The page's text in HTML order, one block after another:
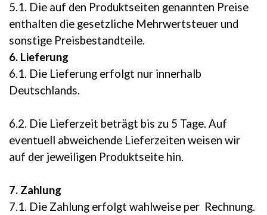
5.1. Die auf den Produktseiten genannten Preise
enthalten die gesetzliche Mehrwertsteuer und
sonstige Preisbestandteile.
6. Lieferung
6.1. Die Lieferung erfolgt nur innerhalb
Deutschlands.
6.2. Die Lieferzeit beträgt bis zu 5 Tage. Auf
eventuell abweichende Lieferzeiten weisen wir
auf der jeweiligen Produktseite hin.
7. Zahlung
7.1. Die Zahlung erfolgt wahlweise per Rechnung.